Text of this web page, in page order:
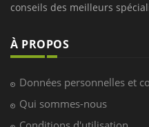
conseils des meilleurs
À PROPOS
Données personnelles et
Qui sommes-nous